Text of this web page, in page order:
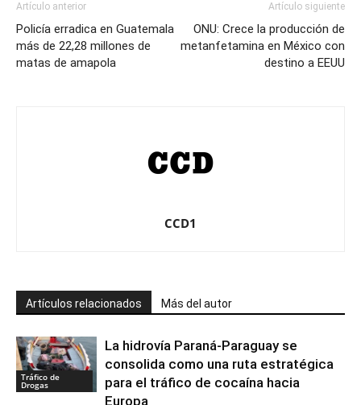
Artículo anterior
Policía erradica en Guatemala
más de 22,28 millones de
matas de amapola
Artículo siguiente
ONU: Crece la producción de
metanfetamina en México con
destino a EEUU
CCD1
Artículos relacionados Más del autor
Tráfico de
Drogas
La hidrovía Paraná-Paraguay se
consolida como una ruta estratégica
para el tráfico de cocaína hacia
Europa